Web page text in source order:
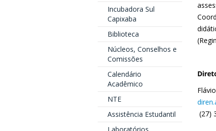
Incubadora Sul
Capixaba
Biblioteca
Núcleos, Conselhos e
Comissões
Calendário
Acadêmico
NTE
Assistência Estudantil
(27)